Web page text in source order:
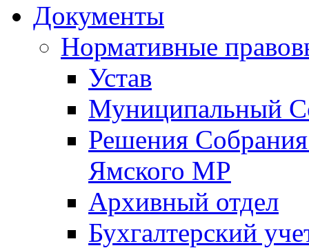
Документы
Нормативные
Устав
Муниципальный
Решения
Ямского МР
Архивный отдел
Бухгалтерский